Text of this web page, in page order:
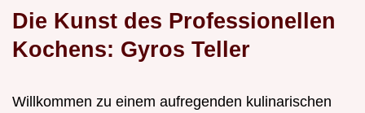
Die Kunst des Professionellen
Kochens: Gyros Teller
Willkommen zu einem aufregenden kulinarischen